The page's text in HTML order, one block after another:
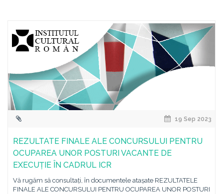
19 Sep 2023
REZULTATE FINALE ALE CONCURSULUI PENTRU
OCUPAREA UNOR POSTURI VACANTE DE
EXECUȚIE ÎN CADRUL ICR
Vă rugăm să consultați, în documentele atașate REZULTATELE
FINALE ALE CONCURSULUI PENTRU OCUPAREA UNOR POSTURI